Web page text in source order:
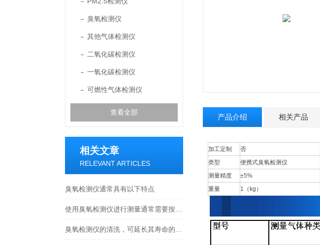
臭氧检测仪
其他气体检测仪
二氧化碳检测仪
一氧化碳检测仪
可燃性气体检测仪
查看全部
相关文章
RELEVANT ARTICLES
臭氧检测仪通常具有以下特点
产品介绍 相关产品
加工定制 否
类型
便携式臭氧检测仪
测量精度
±5%
重量
1（kg）